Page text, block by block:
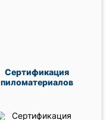
Сертификация
пиломатериалов